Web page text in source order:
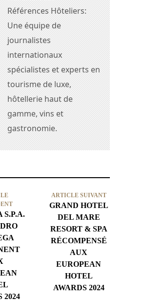
Références Hôteliers:
Une équipe de
journalistes
internationaux
spécialistes et experts en
tourisme de luxe,
hôtellerie haut de
gamme, vins et
gastronomie.
S.P.A.
2024
ARTICLE SUIVANT
GRAND HOTEL
DEL MARE
RESORT & SPA
RÉCOMPENSÉ
AUX
EUROPEAN
HOTEL
AWARDS 2024